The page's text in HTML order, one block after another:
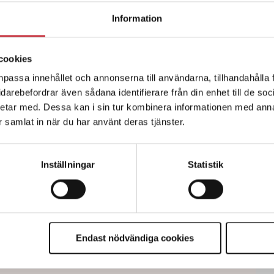
Information
innehållet och annonserna till användarna,
även sådana identifierare från din enhet till de
med. Dessa kan i sin tur kombinera informationen med
samlat in när du har använt deras tjänster.
Inställningar Statistik
Endast nödvändiga cookies
fredagsmys, får äta tacosen
eller mindre.
kul på jobbet, lön för jobbet.
Som vill ha en ergonomisk
Rivs upp igen.
arbetsliv inga andra tidningar bevakar.
att poliser inte är några maskiner utan
och arbetsglädje som andra